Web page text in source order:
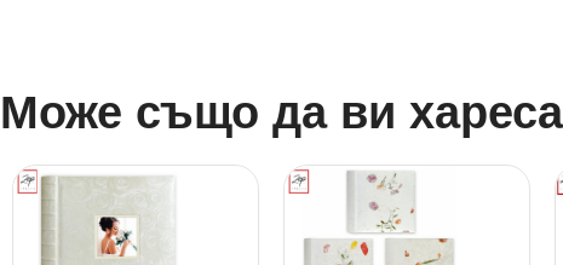
Може също да ви хареса